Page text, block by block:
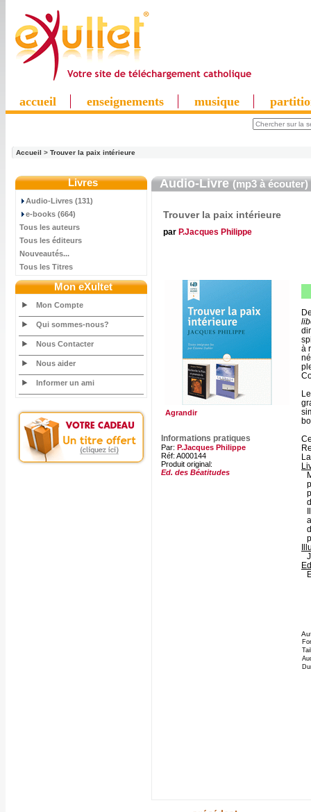
accueil enseignements musique
Accueil > Trouver la paix intérieure
Livres
Audio-Livres (131)
e-books (664)
Tous les auteurs
Tous les éditeurs
Nouveautés...
Tous les Titres
Mon eXultet
Mon Compte
Qui sommes-nous?
Nous Contacter
Nous aider
Informer un ami
Audio-Livre(mp3 à écouter)
Trouver la paix intérieure
par P.Jacques Philippe
Agrandir
Informations pratiques
Par: P.Jacques Philippe
Réf: A000144
Produit original:
Ed. des Béatitudes
à